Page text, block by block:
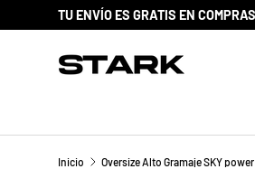
IR AL CONTENIDO
Inicio Oversize Alto Gramaje SKY power